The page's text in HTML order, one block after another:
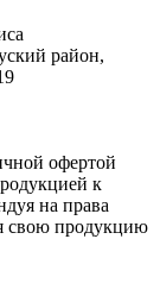
район,
офертой
к
на права
свою продукцию